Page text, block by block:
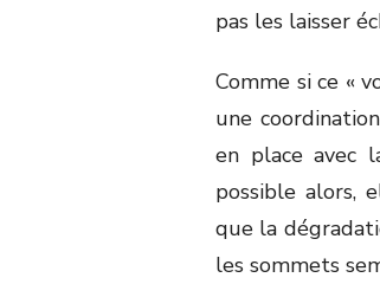
pas les laisser
Comme si ce «
une
en place avec
possible alors,
que la
les sommets